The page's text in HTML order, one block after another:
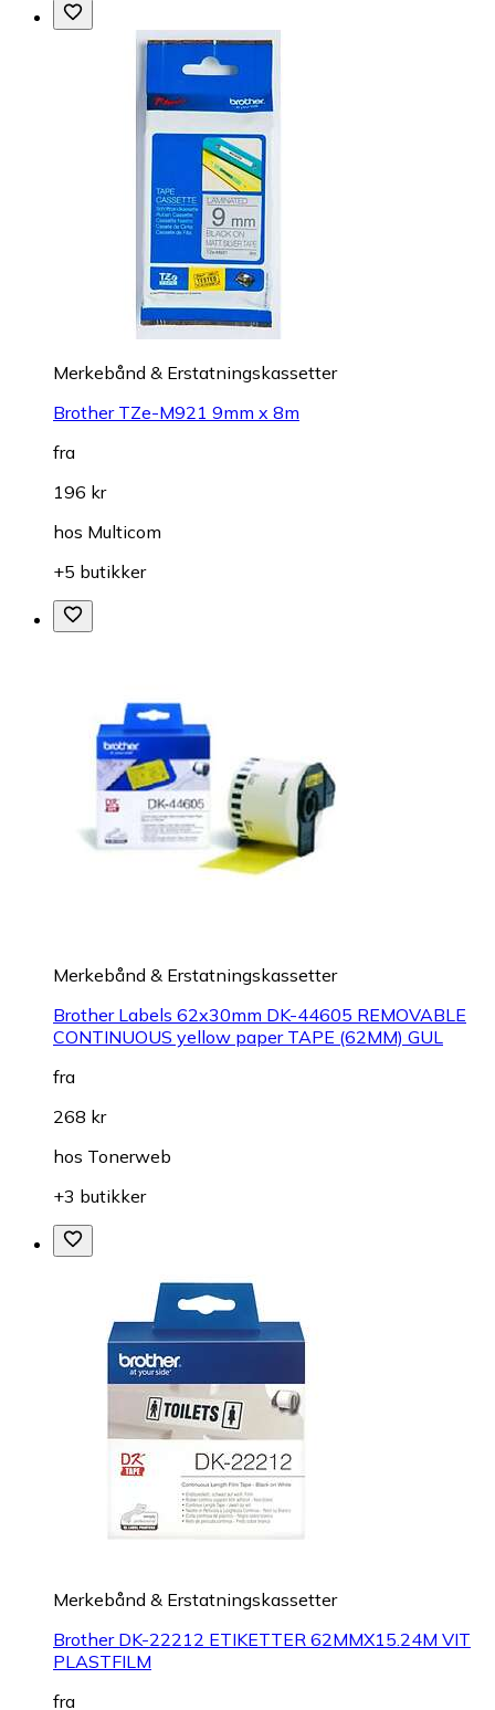
Merkebånd & Erstatningskassetter
Brother TZe-M921 9mm x 8m
fra
196 kr
hos Multicom
+5 butikker
Merkebånd & Erstatningskassetter
Brother Labels 62x30mm DK-44605 REMOVABLE
CONTINUOUS yellow paper TAPE (62MM) GUL
fra
268 kr
hos Tonerweb
+3 butikker
Merkebånd & Erstatningskassetter
Brother DK-22212 ETIKETTER 62MMX15.24M VIT
PLASTFILM
fra